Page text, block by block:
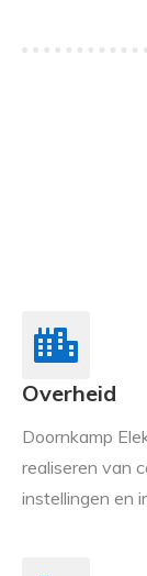
Overheid
Doornkamp
realiseren van
instellingen en